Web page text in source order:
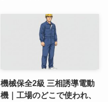
機械保全2級 三相誘導電動
機｜工場のどこで使われ、